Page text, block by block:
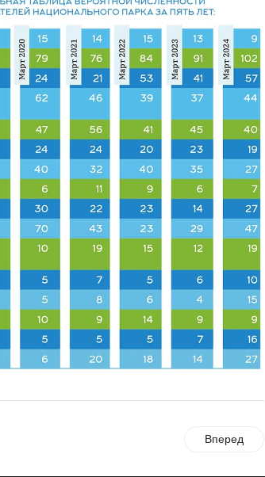
Вперед